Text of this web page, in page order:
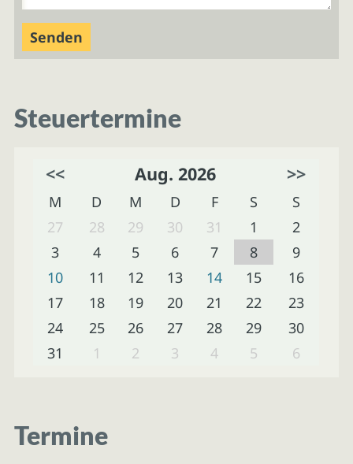
Steuertermine
<< Aug. 2026 >>
M D M D F S
S
27
28 29 30 31 1
2
3
4 5 6 7 8
9
10
11 12 13 14 15
16
17
18 19 20 21 22
23
24
25 26 27 28 29
30
31
1 2 3 4 5 6
Termine